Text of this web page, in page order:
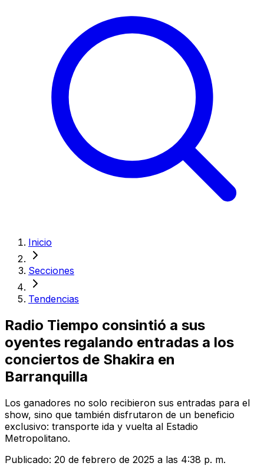
Inicio
Secciones
Tendencias
Radio Tiempo consintió a sus
oyentes regalando entradas a los
conciertos de Shakira en
Barranquilla
Los ganadores no solo recibieron sus entradas para el
show, sino que también disfrutaron de un beneficio
exclusivo: transporte ida y vuelta al Estadio
Metropolitano.
Publicado: 20 de febrero de 2025 a las 4:38 p. m.